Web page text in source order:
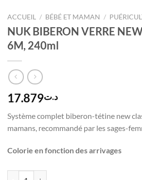
ACCUEIL / BÉBÉ ET MAMAN /
NUK BIBERON VERRE
6M, 240ml
د.ت17.879
Système complet biberon-tétine new
mamans, recommandé par les sages-
Colorie en fonction des arrivages